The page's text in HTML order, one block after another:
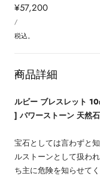
通
常
価
¥57,200
単
価/あ
り
税込。
商品詳細
ルビー ブレスレット
] パワーストーン 天然
宝石としては言わずと
ルストーンとして扱わ
ち主に危険を知らせて